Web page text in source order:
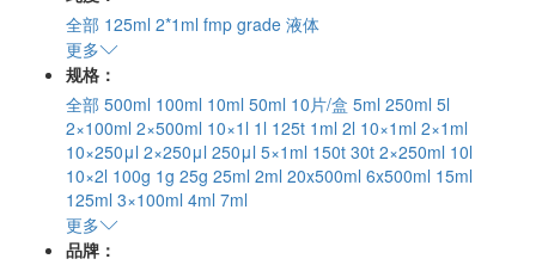
全部 125ml 2*1ml fmp grade 液体
更多
规格：
全部 500ml 100ml 10ml 50ml 10片/盒 5ml 250ml 5l
2×100ml 2×500ml 10×1l 1l 125t 1ml 2l 10×1ml 2×1ml
10×250μl 2×250μl 250μl 5×1ml 150t 30t 2×250ml 10l
10×2l 100g 1g 25g 25ml 2ml 20x500ml 6x500ml 15ml
125ml 3×100ml 4ml 7ml
更多
品牌：